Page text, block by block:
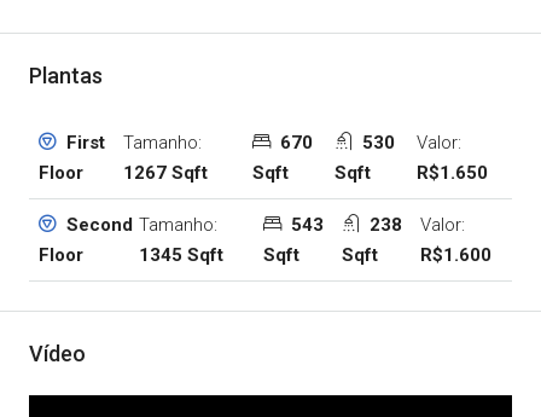
Plantas
First
Floor
Tamanho:
1267 Sqft
670
Sqft
530
Sqft
Valor:
R$1.650
Second
Floor
Tamanho:
1345 Sqft
543
Sqft
238
Sqft
Valor:
R$1.600
Vídeo